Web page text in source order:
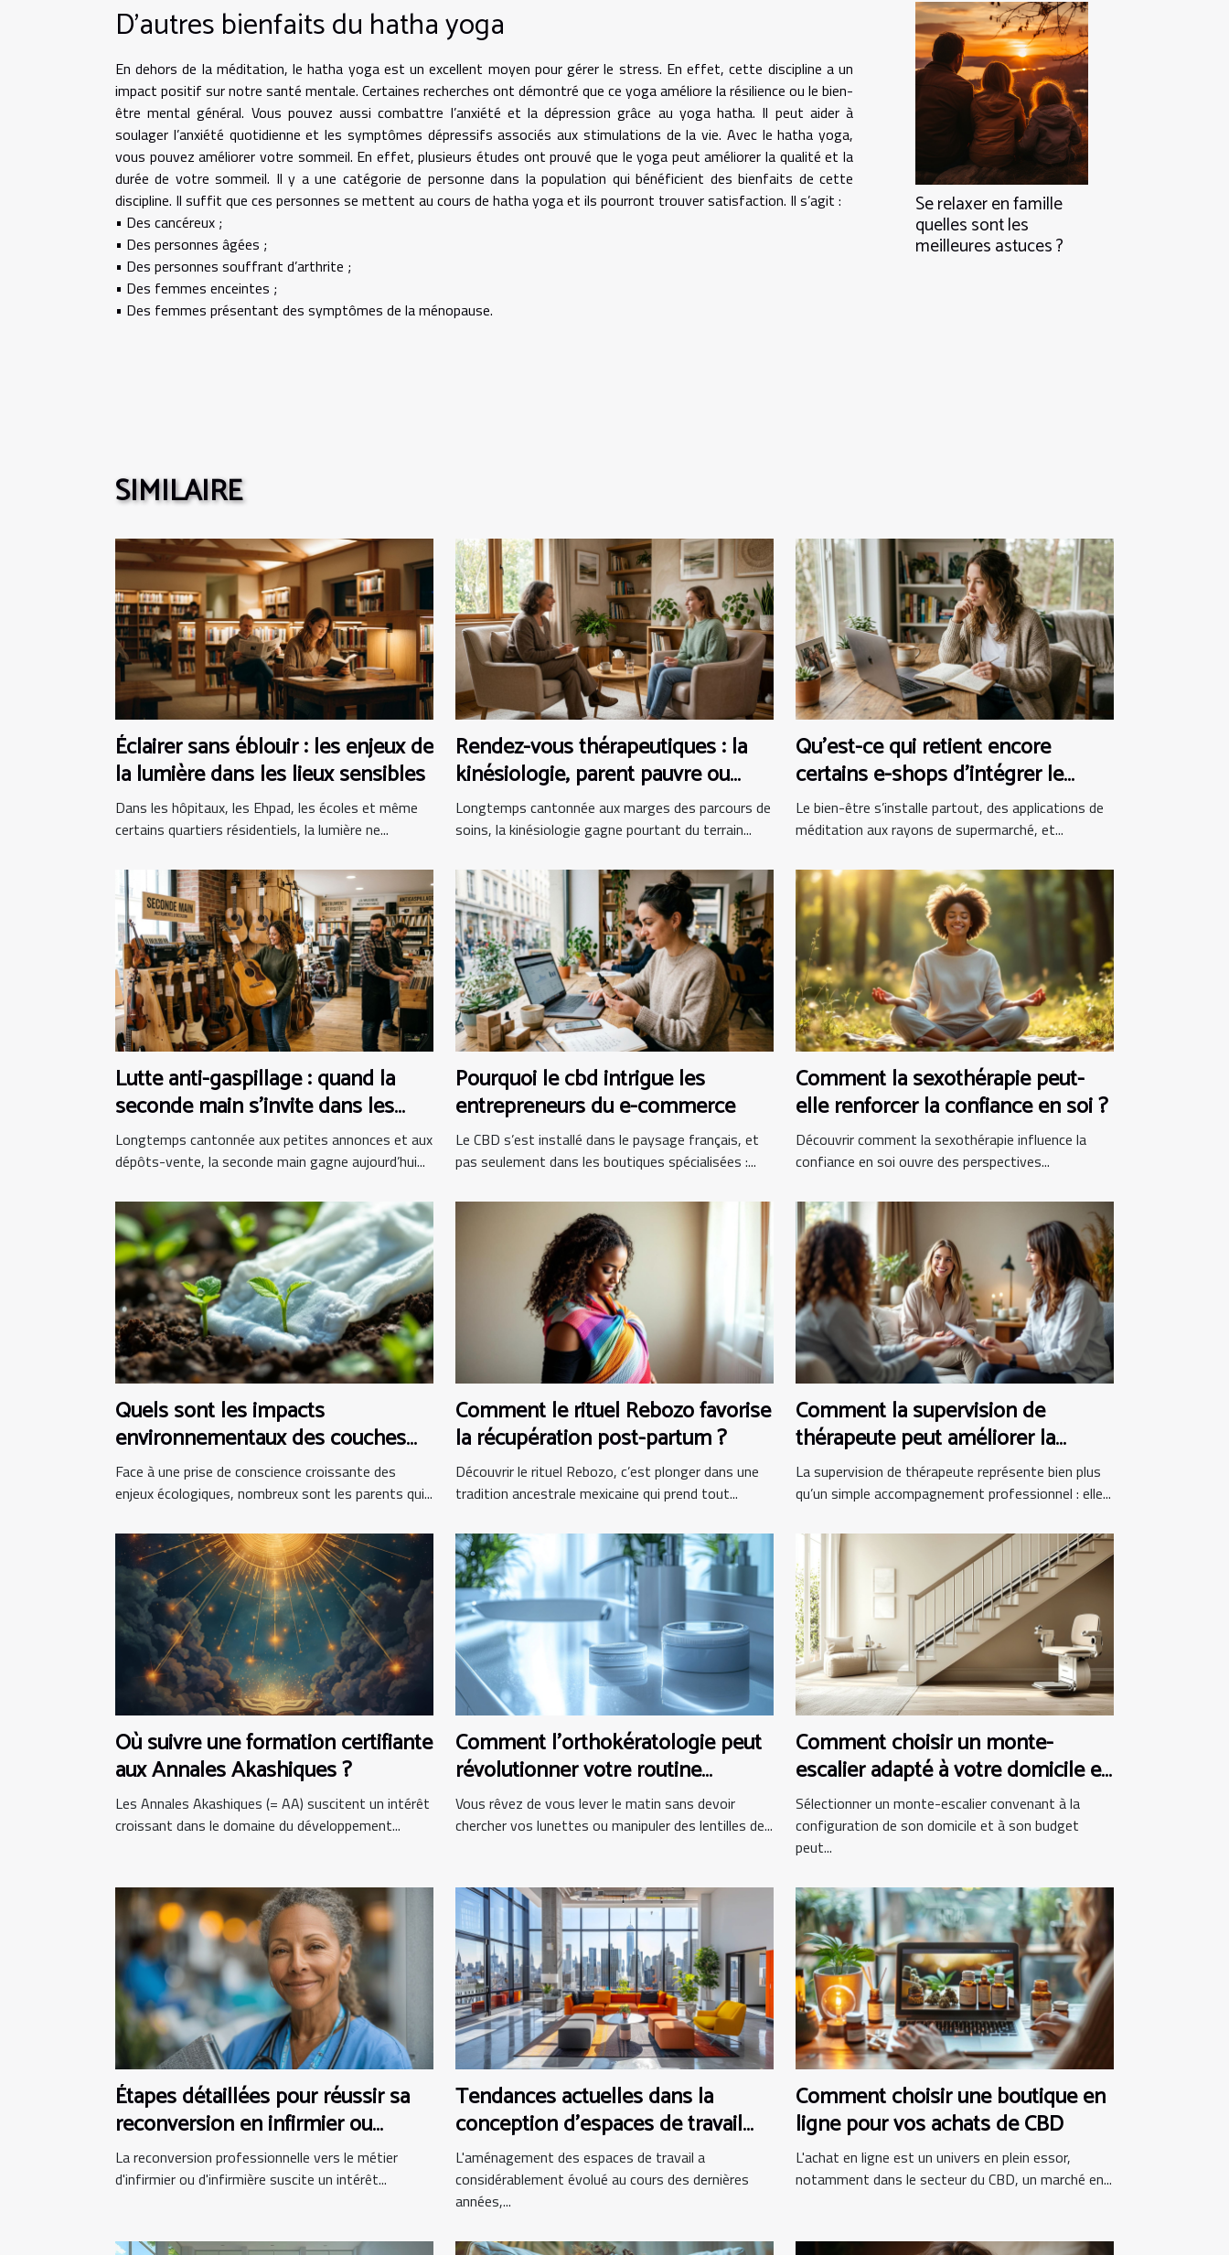
D’autres bienfaits du hatha yoga
En dehors de la méditation, le hatha yoga est un excellent moyen pour gérer le stress. En effet, cette discipline a un
impact positif sur notre santé mentale. Certaines recherches ont démontré que ce yoga améliore la résilience ou le bien-
être mental général. Vous pouvez aussi combattre l’anxiété et la dépression grâce au yoga hatha. Il peut aider à
soulager l’anxiété quotidienne et les symptômes dépressifs associés aux stimulations de la vie. Avec le hatha yoga,
vous pouvez améliorer votre sommeil. En effet, plusieurs études ont prouvé que le yoga peut améliorer la qualité et la
durée de votre sommeil. Il y a une catégorie de personne dans la population qui bénéficient des bienfaits de cette
discipline. Il suffit que ces personnes se mettent au cours de hatha yoga et ils pourront trouver satisfaction. Il s’agit :
• Des cancéreux ;
• Des personnes âgées ;
• Des personnes souffrant d’arthrite ;
• Des femmes enceintes ;
• Des femmes présentant des symptômes de la ménopause.
Se relaxer en famille
quelles sont les
meilleures astuces ?
SIMILAIRE
Éclairer sans éblouir : les enjeux de
la lumière dans les lieux sensibles
Dans les hôpitaux, les Ehpad, les écoles et même
certains quartiers résidentiels, la lumière ne...
Rendez-vous thérapeutiques : la
kinésiologie, parent pauvre ou
alliée incontournable ?
Longtemps cantonnée aux marges des parcours de
soins, la kinésiologie gagne pourtant du terrain...
Qu’est-ce qui retient encore
certains e-shops d’intégrer le
bien-être au panier ?
Le bien-être s’installe partout, des applications de
méditation aux rayons de supermarché, et...
Lutte anti-gaspillage : quand la
seconde main s’invite dans les
boutiques d’instruments
Longtemps cantonnée aux petites annonces et aux
dépôts-vente, la seconde main gagne aujourd’hui...
Pourquoi le cbd intrigue les
entrepreneurs du e-commerce
Le CBD s’est installé dans le paysage français, et
pas seulement dans les boutiques spécialisées :...
Comment la sexothérapie peut-
elle renforcer la confiance en soi ?
Découvrir comment la sexothérapie influence la
confiance en soi ouvre des perspectives...
Quels sont les impacts
environnementaux des couches
bio ?
Face à une prise de conscience croissante des
enjeux écologiques, nombreux sont les parents qui...
Comment le rituel Rebozo favorise
la récupération post-partum ?
Découvrir le rituel Rebozo, c’est plonger dans une
tradition ancestrale mexicaine qui prend tout...
Comment la supervision de
thérapeute peut améliorer la
pratique clinique
La supervision de thérapeute représente bien plus
qu’un simple accompagnement professionnel : elle...
Où suivre une formation certifiante
aux Annales Akashiques ?
Les Annales Akashiques (= AA) suscitent un intérêt
croissant dans le domaine du développement...
Comment l'orthokératologie peut
révolutionner votre routine
matinale ?
Vous rêvez de vous lever le matin sans devoir
chercher vos lunettes ou manipuler des lentilles de...
Comment choisir un monte-
escalier adapté à votre domicile et
budget
Sélectionner un monte-escalier convenant à la
configuration de son domicile et à son budget
peut...
Étapes détaillées pour réussir sa
reconversion en infirmier ou
infirmière
La reconversion professionnelle vers le métier
d'infirmier ou d'infirmière suscite un intérêt...
Tendances actuelles dans la
conception d'espaces de travail
modernes
L'aménagement des espaces de travail a
considérablement évolué au cours des dernières
années,...
Comment choisir une boutique en
ligne pour vos achats de CBD
L'achat en ligne est un univers en plein essor,
notamment dans le secteur du CBD, un marché en...